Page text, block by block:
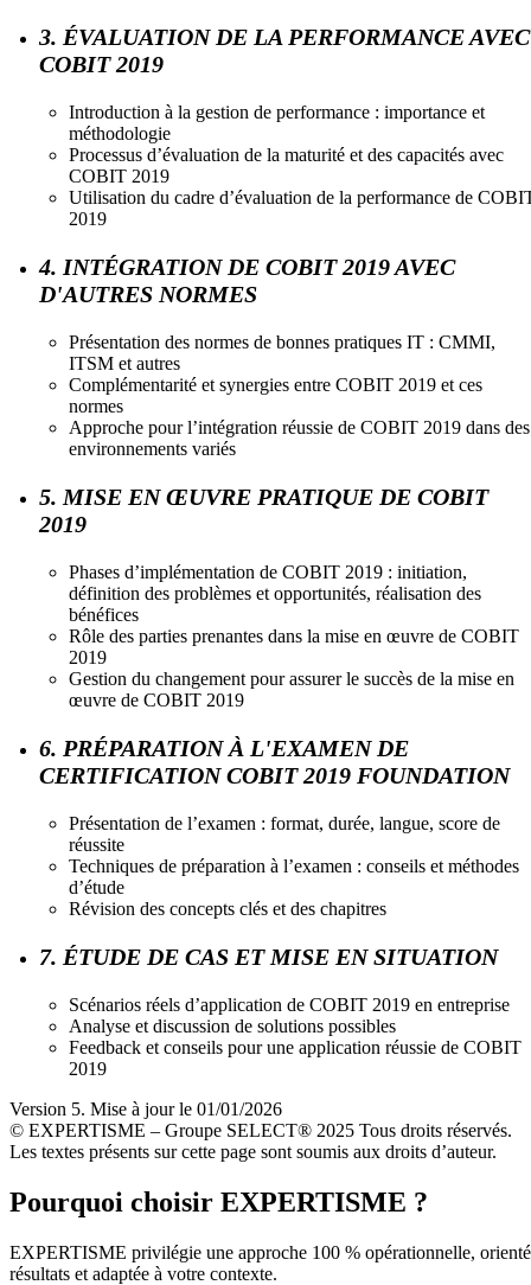
3. ÉVALUATION DE LA PERFORMANCE AVEC
COBIT 2019
Introduction à la gestion de performance : importance et
méthodologie
Processus d’évaluation de la maturité et des capacités avec
COBIT 2019
Utilisation du cadre d’évaluation de la performance de
2019
4. INTÉGRATION DE COBIT 2019 AVEC
D'AUTRES NORMES
Présentation des normes de bonnes pratiques IT : CMMI,
ITSM et autres
Complémentarité et synergies entre COBIT 2019 et ces
normes
Approche pour l’intégration réussie de COBIT 2019 dans des
environnements variés
5. MISE EN ŒUVRE PRATIQUE DE COBIT
2019
Phases d’implémentation de COBIT 2019 : initiation,
définition des problèmes et opportunités, réalisation des
bénéfices
Rôle des parties prenantes dans la mise en œuvre de COBIT
2019
Gestion du changement pour assurer le succès de la mise en
œuvre de COBIT 2019
6. PRÉPARATION À L'EXAMEN DE
CERTIFICATION COBIT 2019 FOUNDATION
Présentation de l’examen : format, durée, langue, score de
réussite
Techniques de préparation à l’examen : conseils et méthodes
d’étude
Révision des concepts clés et des chapitres
7. ÉTUDE DE CAS ET MISE EN SITUATION
Scénarios réels d’application de COBIT 2019 en entreprise
Analyse et discussion de solutions possibles
Feedback et conseils pour une application réussie de COBIT
2019
Version 5. Mise à jour le 01/01/2026
© EXPERTISME – Groupe SELECT® 2025 Tous droits réservés.
Les textes présents sur cette page sont soumis aux droits d’auteur.
Pourquoi choisir EXPERTISME ?
EXPERTISME privilégie une approche 100 % opérationnelle,
résultats et adaptée à votre contexte.